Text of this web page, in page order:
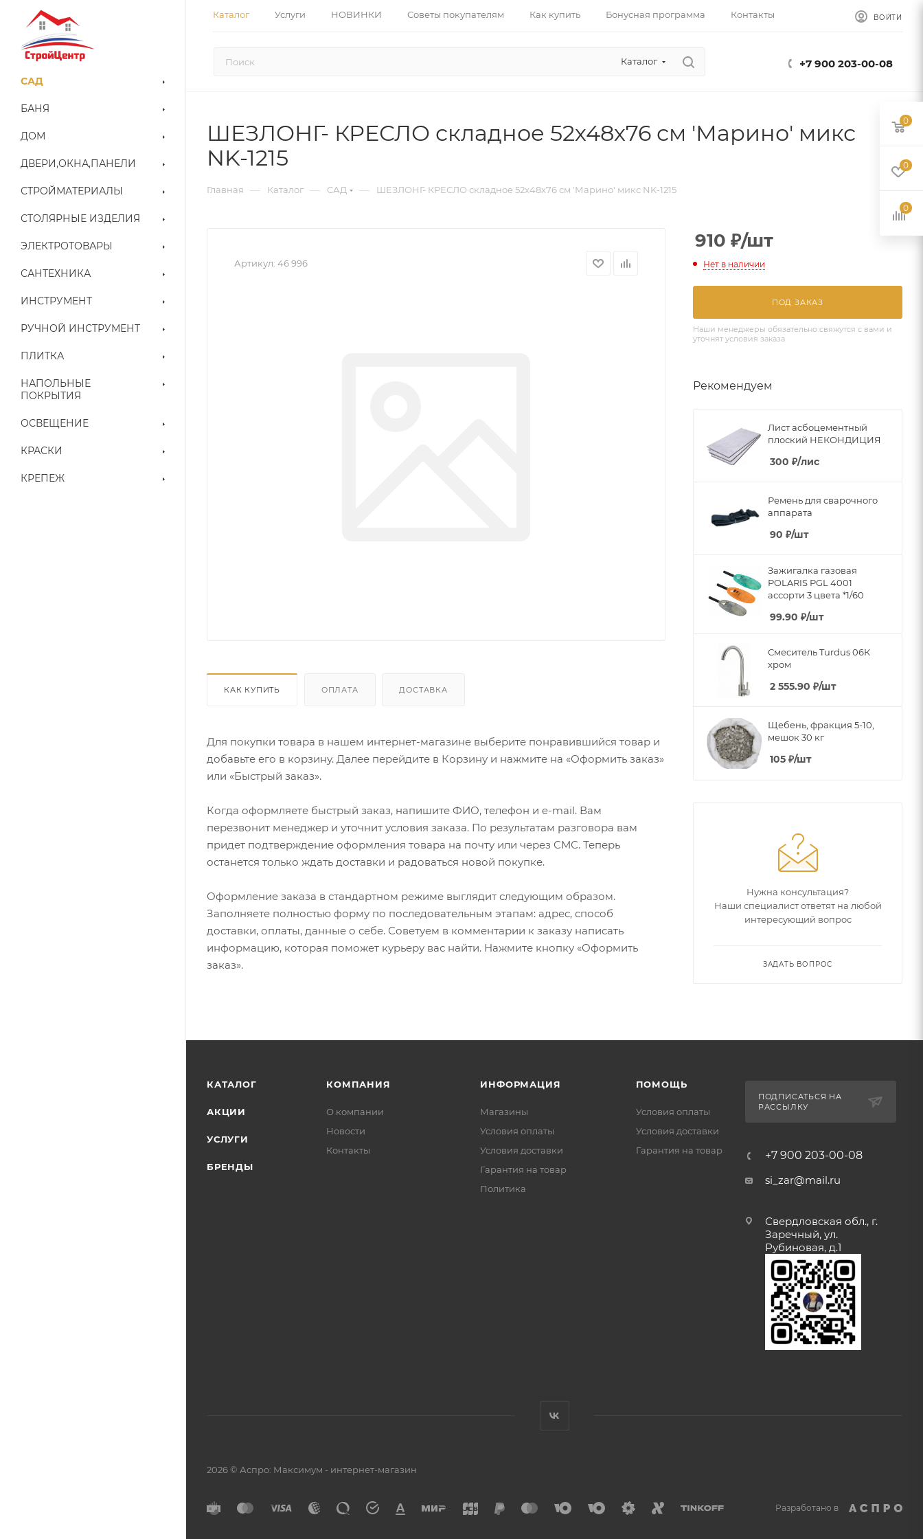
Каталог Услуги НОВИНКИ Советы покупателям Как купить Бонусная программа Контакты ВОЙТИ
Каталог +7 900 203-00-08
САД
БАНЯ
ДОМ
ДВЕРИ,ОКНА,ПАНЕЛИ
СТРОЙМАТЕРИАЛЫ
СТОЛЯРНЫЕ ИЗДЕЛИЯ
ЭЛЕКТРОТОВАРЫ
САНТЕХНИКА
ИНСТРУМЕНТ
РУЧНОЙ ИНСТРУМЕНТ
ПЛИТКА
НАПОЛЬНЫЕ
ПОКРЫТИЯ
ОСВЕЩЕНИЕ
КРАСКИ
КРЕПЕЖ
ШЕЗЛОНГ- КРЕСЛО складное 52х48х76 см 'Марино' микс
NK-1215
Главная — Каталог — САД — ШЕЗЛОНГ- КРЕСЛО складное 52х48х76 см 'Марино' микс NK-1215
Артикул: 46 996
КАК КУПИТЬ ОПЛАТА ДОСТАВКА
Для покупки товара в нашем интернет-магазине выберите понравившийся товар и
добавьте его в корзину. Далее перейдите в Корзину и нажмите на «Оформить заказ»
или «Быстрый заказ».
Когда оформляете быстрый заказ, напишите ФИО, телефон и e-mail. Вам
перезвонит менеджер и уточнит условия заказа. По результатам разговора вам
придет подтверждение оформления товара на почту или через СМС. Теперь
останется только ждать доставки и радоваться новой покупке.
Оформление заказа в стандартном режиме выглядит следующим образом.
Заполняете полностью форму по последовательным этапам: адрес, способ
доставки, оплаты, данные о себе. Советуем в комментарии к заказу написать
информацию, которая поможет курьеру вас найти. Нажмите кнопку «Оформить
заказ».
910 ₽/шт
Нет в наличии
ПОД ЗАКАЗ
Наши менеджеры обязательно свяжутся с вами и
уточнят условия заказа
Рекомендуем
Лист асбоцементный
плоский НЕКОНДИЦИЯ
300 ₽/лис
Ремень для сварочного
аппарата
90 ₽/шт
Зажигалка газовая
POLARIS PGL 4001
ассорти 3 цвета *1/60
99.90 ₽/шт
Смеситель Turdus 06К
хром
2 555.90 ₽/шт
Щебень, фракция 5-10,
мешок 30 кг
105 ₽/шт
Нужна консультация?
Наши специалист ответят на любой
интересующий вопрос
ЗАДАТЬ ВОПРОС
КАТАЛОГ
АКЦИИ
УСЛУГИ
БРЕНДЫ
КОМПАНИЯ
О компании
Новости
Контакты
ИНФОРМАЦИЯ
Магазины
Условия оплаты
Условия доставки
Гарантия на товар
Политика
ПОМОЩЬ
Условия оплаты
Условия доставки
Гарантия на товар
ПОДПИСАТЬСЯ НА
РАССЫЛКУ
+7 900 203-00-08
si_zar@mail.ru
Свердловская обл., г.
Заречный, ул.
Рубиновая, д.1
2026 © Аспро: Максимум - интернет-магазин
Разработано в
0
0
0